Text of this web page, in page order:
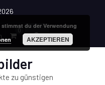
0
zu günstigen
du der Verwendung
AKZEPTIEREN